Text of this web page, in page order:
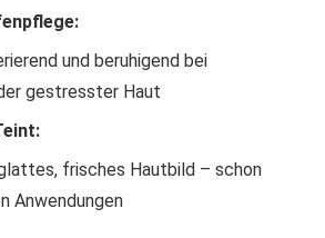
und beruhigend bei
gestresster Haut
frisches Hautbild – schon
Anwendungen